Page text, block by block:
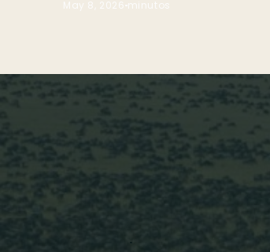
May 8, 2026 minutos
Actividades de Safari